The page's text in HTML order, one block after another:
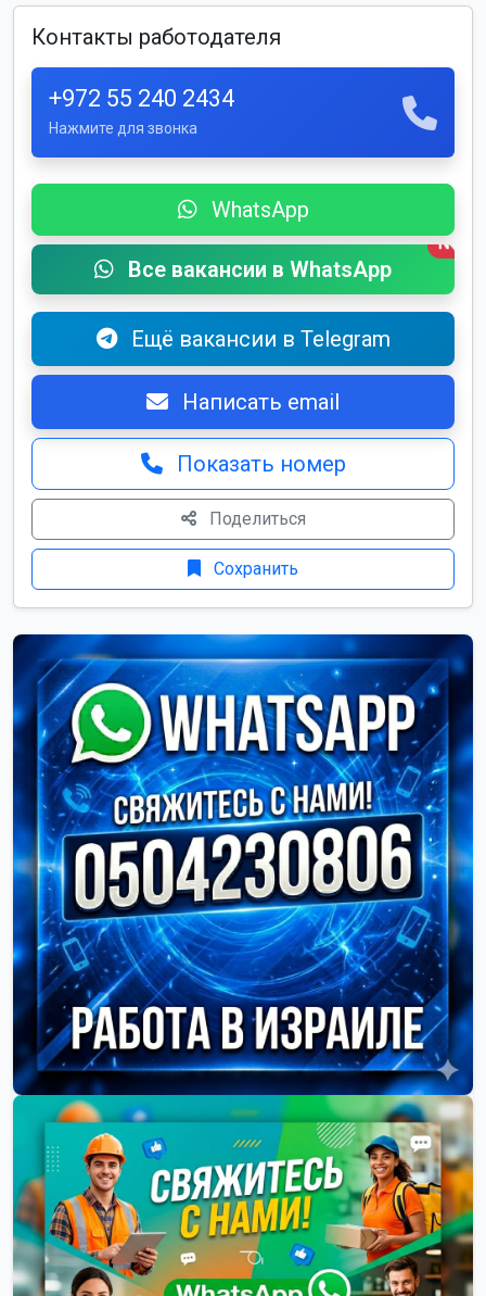
Контакты работодателя
+972 55 240 2434
Нажмите для звонка
WhatsApp
Все вакансии в WhatsApp
New
Ещё вакансии в Telegram
Написать email
Показать номер
Поделиться
Сохранить